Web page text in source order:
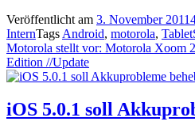
Veröffentlicht am 3. November 2011
InternTags Android, motorola, Tablet
Motorola stellt vor: Motorola Xoom
Edition //Update
iOS 5.0.1 soll